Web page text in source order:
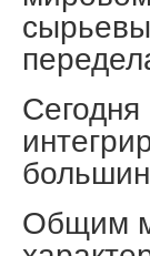
Общим